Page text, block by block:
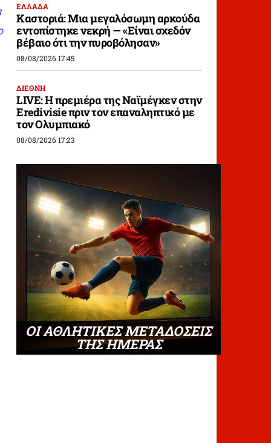
ΕΛΛΑΔΑ
Καστοριά: Μια μεγαλόσωμη αρκούδα
εντοπίστηκε νεκρή — «Είναι σχεδόν
βέβαιο ότι την πυροβόλησαν»
08/08/2026 17:45
ΔΙΕΘΝΗ
LIVE: Η πρεμιέρα της Ναϊμέγκεν στην
Eredivisie πριν τον επαναληπτικό με
τον Ολυμπιακό
08/08/2026 17:23
ΟΙ ΑΘΛΗΤΙΚΕΣ ΜΕΤΑΔΟΣΕΙΣ
ΤΗΣ ΗΜΕΡΑΣ